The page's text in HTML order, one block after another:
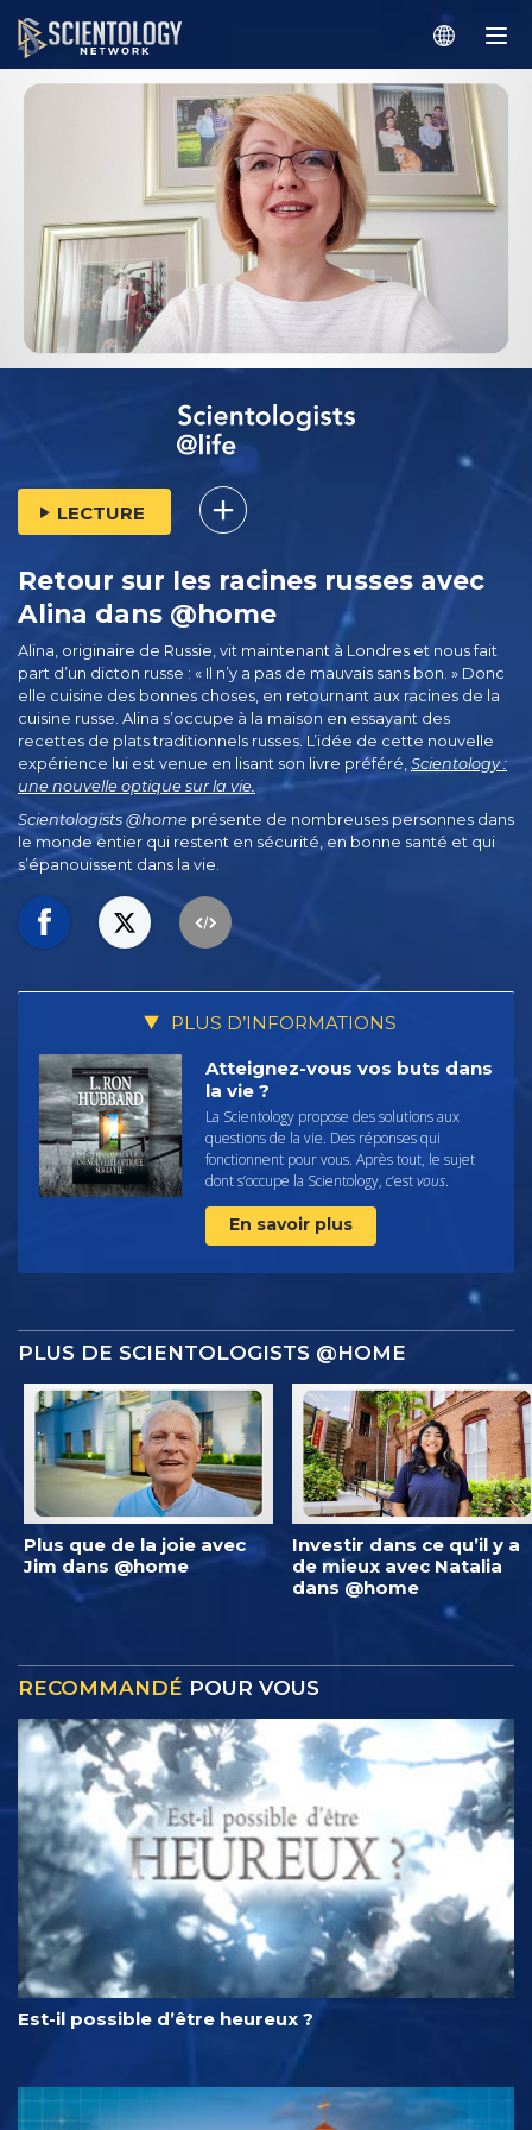
LECTURE
Retour sur les racines russes avec
Alina dans @home
Alina, originaire de Russie, vit maintenant à Londres et nous fait
part d’un dicton russe : « Il n’y a pas de mauvais sans bon. » Donc
elle cuisine des bonnes choses, en retournant aux racines de la
cuisine russe. Alina s’occupe à la maison en essayant des
recettes de plats traditionnels russes. L’idée de cette nouvelle
expérience lui est venue en lisant son livre préféré, Scientology :
une nouvelle optique sur la vie.
Scientologists @home présente de nombreuses personnes dans
le monde entier qui restent en sécurité, en bonne santé et qui
s’épanouissent dans la vie.
PLUS D’INFORMATIONS
Atteignez-vous vos buts dans
la vie ?
La Scientology propose des solutions aux
questions de la vie. Des réponses qui
fonctionnent pour vous. Après tout, le sujet
dont s’occupe la Scientology, c’estvous.
En savoir plus
PLUS DE SCIENTOLOGISTS @HOME
Plus que de la joie avec
Jim dans @home
Investir dans ce qu’il y a
de mieux avec Natalia
dans @home
RECOMMANDÉ POUR VOUS
Est-il possible d’être heureux ?